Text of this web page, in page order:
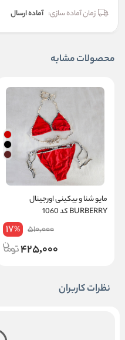
زمان آماده سازی: آماده ارسال
محصولات مشابه
مایو شنا و بیکینی اورجینال
BURBERRY کد 1060
510,000
17%
425,000
نظرات کاربران